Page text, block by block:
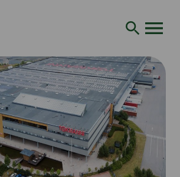
Siirry